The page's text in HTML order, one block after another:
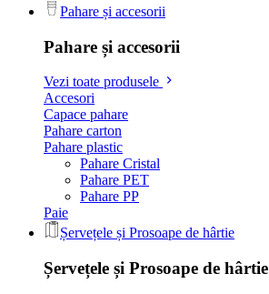
Pahare și accesorii
Pahare și accesorii
Vezi toate produsele
Accesori
Capace pahare
Pahare carton
Pahare plastic
Pahare Cristal
Pahare PET
Pahare PP
Paie
Șervețele și Prosoape de hârtie
Șervețele și Prosoape de hârtie